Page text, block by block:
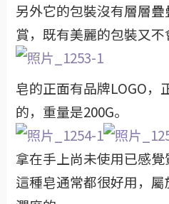
另外它的包裝沒有層層
賞，既有美麗的包裝又不
皂的正面有品牌LOGO，
的，重量是200G。
拿在手上尚未使用已感覺
這種皂通常都很好用，